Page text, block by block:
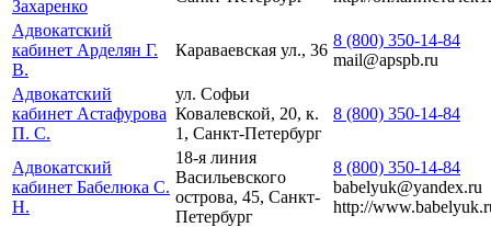
Захаренко
Адвокатский
кабинет Арделян Г.
В.
Караваевская ул., 36
8 (800) 350-14-84
mail@apspb.ru
Адвокатский
кабинет Астафурова
П. С.
ул. Софьи
Ковалевской, 20, к.
1, Санкт-Петербург
8 (800) 350-14-84
Адвокатский
кабинет Бабелюка С.
Н.
18-я линия
Васильевского
острова, 45, Санкт-
Петербург
8 (800) 350-14-84
babelyuk@yandex.ru
http://